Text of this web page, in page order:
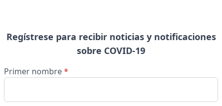
Regístrese para recibir noticias y notificaciones
sobre COVID-19
Primer nombre*